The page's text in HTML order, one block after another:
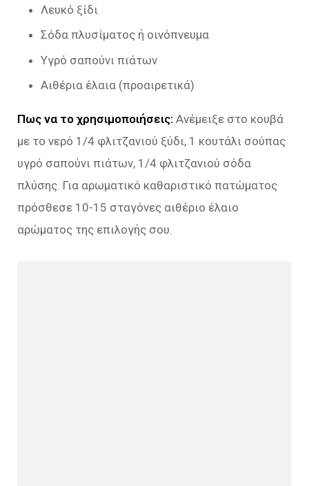
Λευκό ξίδι
Σόδα πλυσίματος ή οινόπνευμα
Υγρό σαπούνι πιάτων
Αιθέρια έλαια (προαιρετικά)
Πως να το χρησιμοποιήσεις: Ανέμειξε στο κουβά
με το νερό 1/4 φλιτζανιού ξύδι, 1 κουτάλι σούπας
υγρό σαπούνι πιάτων, 1/4 φλιτζανιού σόδα
πλύσης. Για αρωματικό καθαριστικό πατώματος
πρόσθεσε 10-15 σταγόνες αιθέριο έλαιο
αρώματος της επιλογής σου.